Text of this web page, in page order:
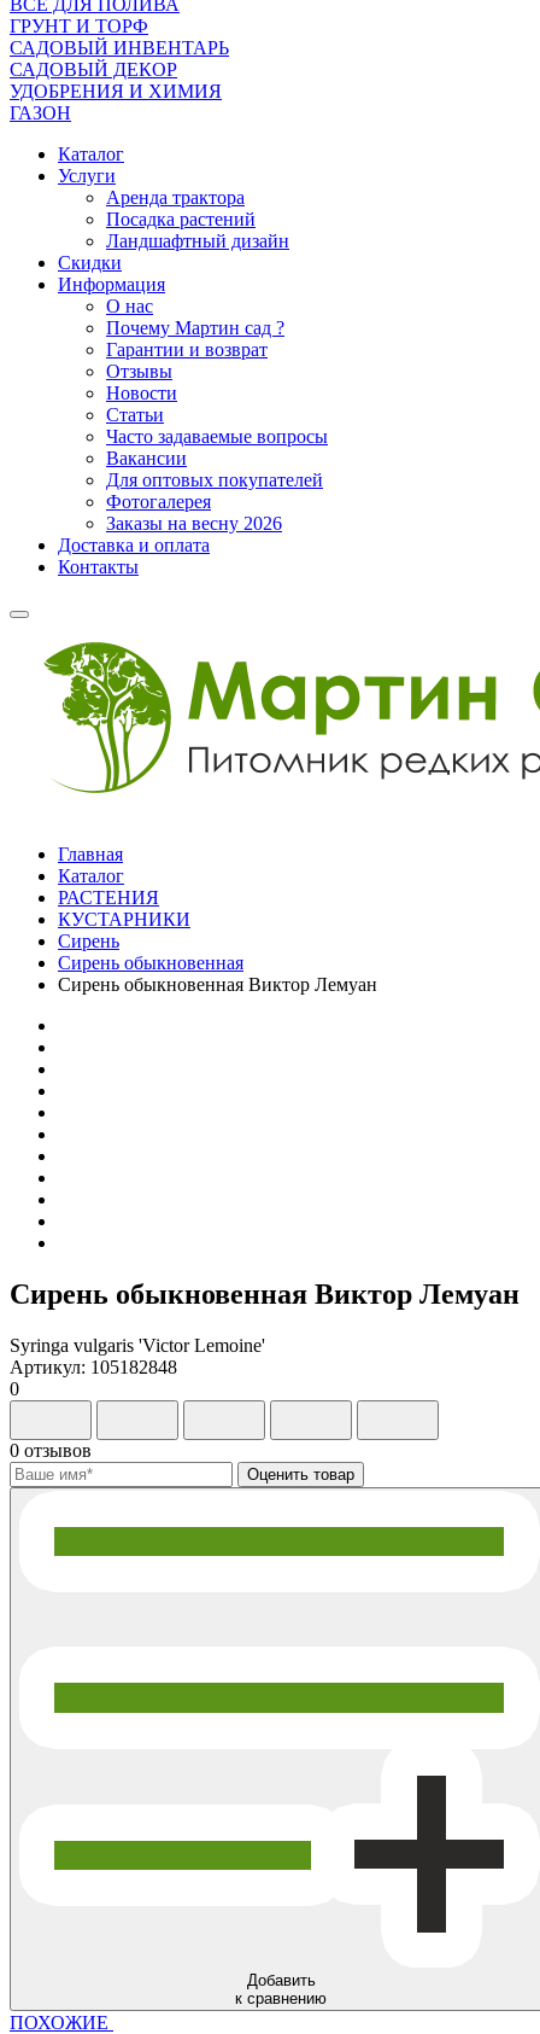
ВСЁ ДЛЯ ПОЛИВА
ГРУНТ И ТОРФ
САДОВЫЙ ИНВЕНТАРЬ
САДОВЫЙ ДЕКОР
УДОБРЕНИЯ И ХИМИЯ
ГАЗОН
Каталог
Услуги
Аренда трактора
Посадка растений
Ландшафтный дизайн
Скидки
Информация
О нас
Почему Мартин сад ?
Гарантии и возврат
Отзывы
Новости
Статьи
Часто задаваемые вопросы
Вакансии
Для оптовых покупателей
Фотогалерея
Заказы на весну 2026
Доставка и оплата
Контакты
Главная
Каталог
РАСТЕНИЯ
КУСТАРНИКИ
Сирень
Сирень обыкновенная
Сирень обыкновенная Виктор Лемуан
Сирень обыкновенная Виктор Лемуан
Syringa vulgaris 'Victor Lemoine'
Артикул: 105182848
0
0 отзывов
Добавить
к сравнению
ПОХОЖИЕ